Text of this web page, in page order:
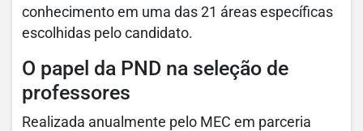
conhecimento em uma das 21 áreas específicas
escolhidas pelo candidato.
O papel da PND na seleção de
professores
Realizada anualmente pelo MEC em parceria